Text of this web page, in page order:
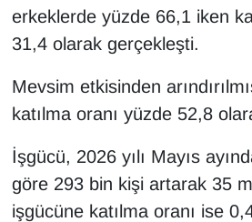
erkeklerde yüzde 66,1 iken
31,4 olarak gerçekleşti.
Mevsim etkisinden
katılma oranı yüzde 52,8
İşgücü, 2026 yılı Mayıs
göre 293 bin kişi artarak 35
işgücüne katılma oranı ise
POLİTİKA
Resmi İlanlar
RÖPORTAJ
SAĞLIK
Seri İlan